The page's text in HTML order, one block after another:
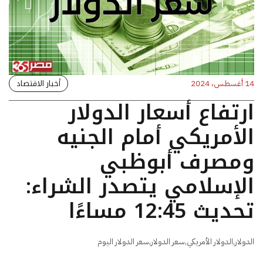
14 أغسطس، 2024 أخبار الاقتصاد
ارتفاع أسعار الدولار
الأمريكي أمام الجنيه
ومصرف أبوظبي
الإسلامي يتصدر الشراء:
تحديث 12:45 مساءًا
الدولار,الدولار الأمريكي,سعر الدولار,سعر الدولار اليوم